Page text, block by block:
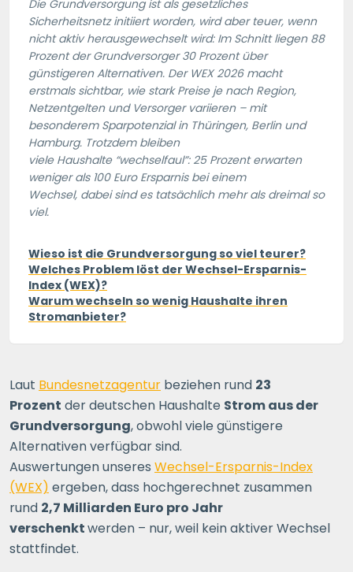
Die Grundversorgung ist als gesetzliches
Sicherheitsnetz initiiert worden, wird aber teuer, wenn
nicht aktiv herausgewechselt wird: Im Schnitt liegen 88
Prozent der Grundversorger 30 Prozent über
günstigeren Alternativen. Der WEX 2026 macht
erstmals sichtbar, wie stark Preise je nach Region,
Netzentgelten und Versorger variieren – mit
besonderem Sparpotenzial in Thüringen, Berlin und
Hamburg. Trotzdem bleiben
viele Haushalte “wechselfaul”: 25 Prozent erwarten
weniger als 100 Euro Ersparnis bei einem
Wechsel, dabei sind es tatsächlich mehr als dreimal so
viel.
Wieso ist die Grundversorgung so viel teurer?
Welches Problem löst der Wechsel-Ersparnis-
Index (WEX)?
Warum wechseln so wenig Haushalte ihren
Stromanbieter?
Laut Bundesnetzagentur beziehen rund 23
Prozent der deutschen Haushalte Strom aus der
Grundversorgung, obwohl viele günstigere
Alternativen verfügbar sind.
Auswertungen unseres Wechsel-Ersparnis-Index
(WEX) ergeben, dass hochgerechnet zusammen
rund 2,7 Milliarden Euro pro Jahr
verschenktwerden – nur, weil kein aktiver Wechsel
stattfindet.